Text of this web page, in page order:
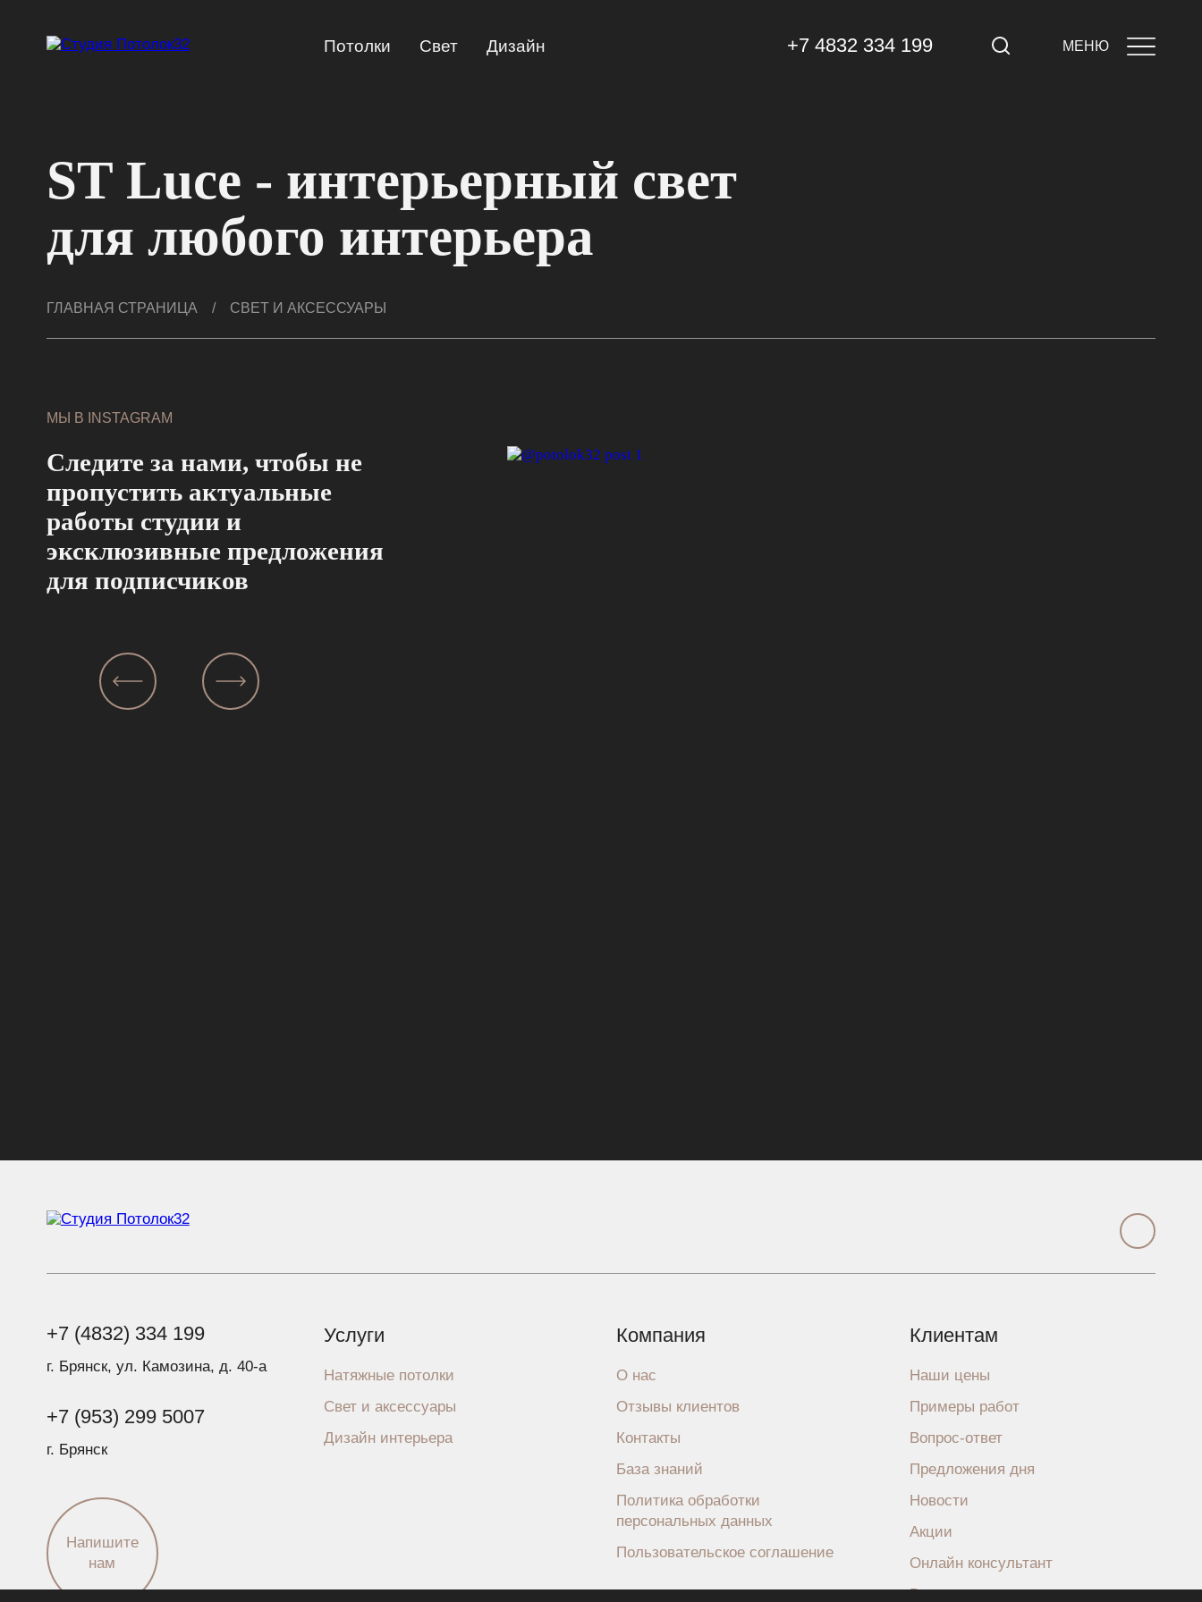
Потолки Свет Дизайн +7 4832 334 199 МЕНЮ
ST Luce - интерьерный свет
для любого интерьера
ГЛАВНАЯ СТРАНИЦА / СВЕТ И АКСЕССУАРЫ
МЫ В INSTAGRAM
Следите за нами, чтобы не
пропустить актуальные
работы студии и
эксклюзивные предложения
для подписчиков
+7 (4832) 334 199
г. Брянск, ул. Камозина, д. 40-а
+7 (953) 299 5007
г. Брянск
Напишите
нам
Услуги
Натяжные потолки
Свет и аксессуары
Дизайн интерьера
Компания
О нас
Отзывы клиентов
Контакты
База знаний
Политика обработки
персональных данных
Пользовательское соглашение
Клиентам
Наши цены
Примеры работ
Вопрос-ответ
Предложения дня
Новости
Акции
Онлайн консультант
Видео